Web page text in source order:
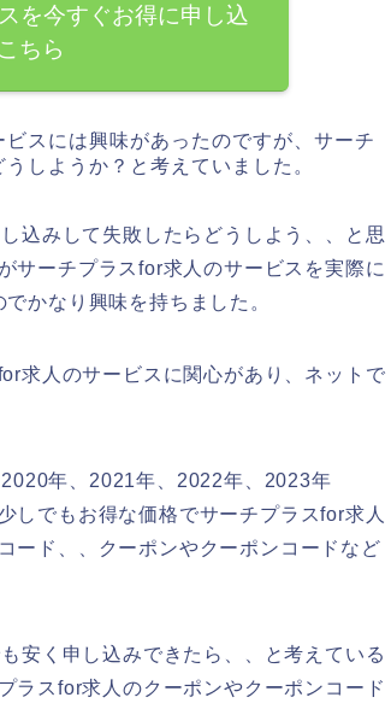
を今すぐお得に申し込
ちら
スには興味があったのですが、サーチ
しようか？と考えていました。
込みして失敗したらどうしよう、、と思
サーチプラスfor求人のサービスを実際に
かなり興味を持ちました。
求人のサービスに関心があり、ネットで
年、2021年、2022年、2023年
しでもお得な価格でサーチプラスfor求人
ード、、クーポンやクーポンコードなど
安く申し込みできたら、、と考えている
ラスfor求人のクーポンやクーポンコード